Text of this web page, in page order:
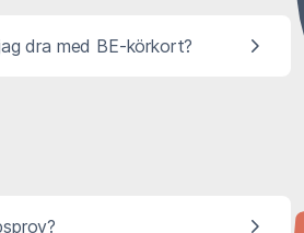
dra med BE-körkort?